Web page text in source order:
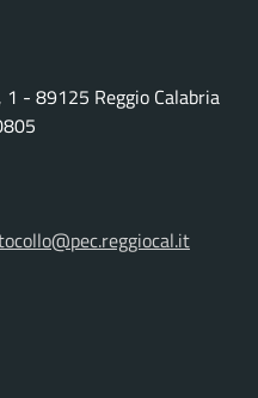
1 - 89125 Reggio Calabria